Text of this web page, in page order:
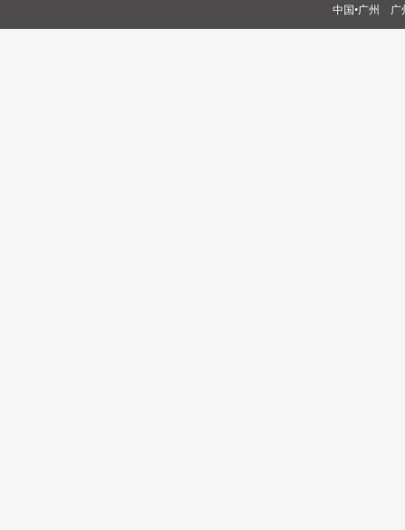
中国•广州 广